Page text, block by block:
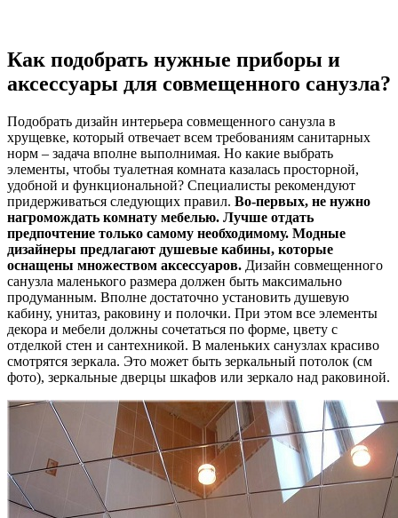
Как подобрать нужные приборы и
аксессуары для совмещенного санузла?
Подобрать дизайн интерьера совмещенного санузла в
хрущевке, который отвечает всем требованиям санитарных
норм – задача вполне выполнимая. Но какие выбрать
элементы, чтобы туалетная комната казалась просторной,
удобной и функциональной? Специалисты рекомендуют
придерживаться следующих правил. Во-первых, не нужно
нагромождать комнату мебелью. Лучше отдать
предпочтение только самому необходимому. Модные
дизайнеры предлагают душевые кабины, которые
оснащены множеством аксессуаров. Дизайн совмещенного
санузла маленького размера должен быть максимально
продуманным. Вполне достаточно установить душевую
кабину, унитаз, раковину и полочки. При этом все элементы
декора и мебели должны сочетаться по форме, цвету с
отделкой стен и сантехникой. В маленьких санузлах красиво
смотрятся зеркала. Это может быть зеркальный потолок (см
фото), зеркальные дверцы шкафов или зеркало над раковиной.